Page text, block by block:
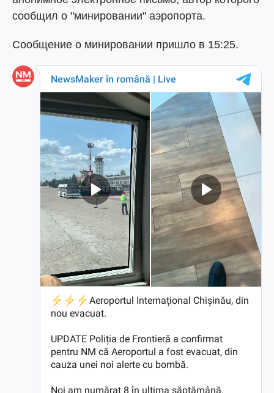
сообщил о "минировании" аэропорта.
Сообщение о минировании пришло в 15:25.